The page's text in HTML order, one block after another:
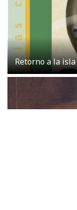
Retorno a la